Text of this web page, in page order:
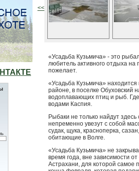
<<
«Усадьба Кузьмича» - это
любитель активного отдыха на
пожелает.
«Усадьба Кузьмича»
районе, в поселке Обуховский
водоплавающих птиц и рыб.
водами Каспия.
Рыбаки не только найдут
непременно увезут с собой
судак, щука, красноперка,
обитающие в Волге.
«Усадьба Кузьмича» не
время года, вне зависимости
Астрахани, для которой